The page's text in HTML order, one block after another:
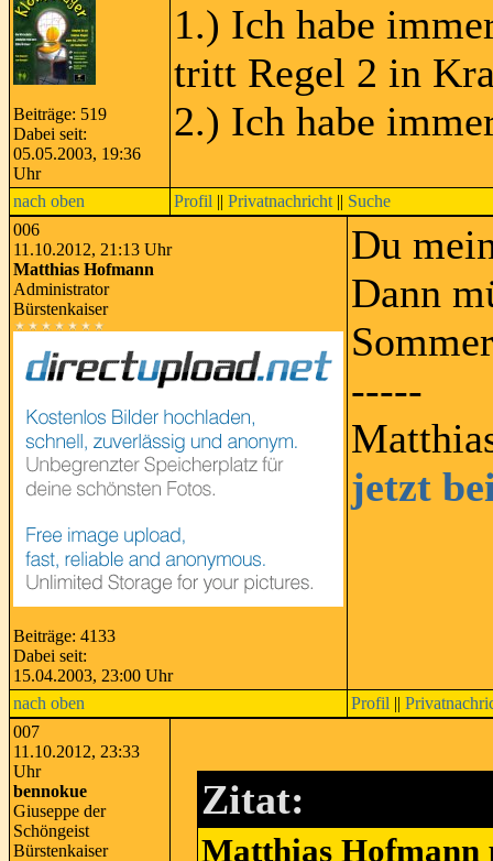
Beiträge: 519
Dabei seit:
05.05.2003, 19:36
Uhr
1.) Ich habe
tritt Regel 2 in
2.) Ich habe
nach oben Profil || Privatnachricht || Suche
006
11.10.2012, 21:13 Uhr
Matthias Hofmann
Administrator
Bürstenkaiser
Beiträge: 4133
Dabei seit:
15.04.2003, 23:00 Uhr
Du
Dann
-----
jetzt
nach oben Profil ||
007
11.10.2012, 23:33
Uhr
bennokue
Giuseppe der
Schöngeist
Bürstenkaiser
Zitat:
Matthias Hofmann